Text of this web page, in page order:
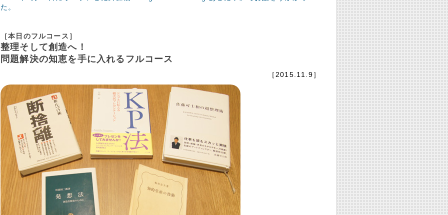
た。
［本日のフルコース］
整理そして創造へ！
問題解決の知恵を手に入れるフルコース
［2015.11.9］